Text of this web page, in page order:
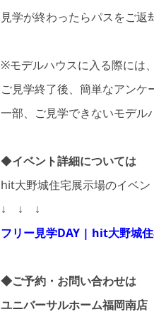
見学が終わったらパスをご返
※モデルハウスに入る際には
ご見学終了後、簡単なアン
一部、ご見学できないモデル
◆イベント詳細については
hit大野城住宅展示場のイベン
↓ ↓ ↓
フリー見学DAY | hit大野城
◆ご予約・お問い合わせは
ユニバーサルホーム福岡南店